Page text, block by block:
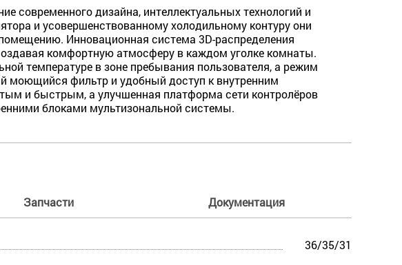
современного дизайна, интеллектуальных технологий и
и усовершенствованному холодильному контуру они
Инновационная система 3D-распределения
комфортную атмосферу в каждом уголке комнаты.
температуре в зоне пребывания пользователя, а режим
моющийся фильтр и удобный доступ к внутренним
и быстрым, а улучшенная платформа сети контролёров
блоками мультизональной системы.
Запчасти Документация
36/35/31